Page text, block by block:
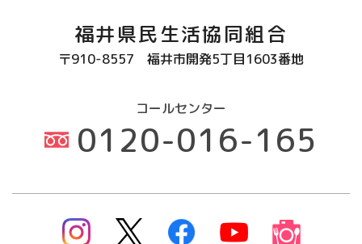
福井県民生活協同組合
〒910-8557 福井市開発5丁目1603番地
コールセンター
0120-016-165